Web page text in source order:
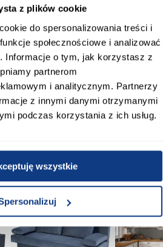
z plików cookie
do spersonalizowania treści i
społecznościowe i analizować
Informacje o tym, jak korzystasz z
partnerom
i analitycznym. Partnerzy
z innymi danymi otrzymanymi
podczas korzystania z ich usług.
wszystkie
Zobacz więcej >
sprawdzali również
PORÓWNAJ